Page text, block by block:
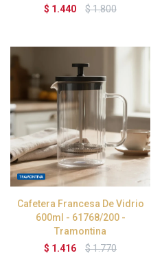
$ 1.440 $1.800
Cafetera Francesa De Vidrio
600ml - 61768/200 -
Tramontina
$ 1.416 $1.770